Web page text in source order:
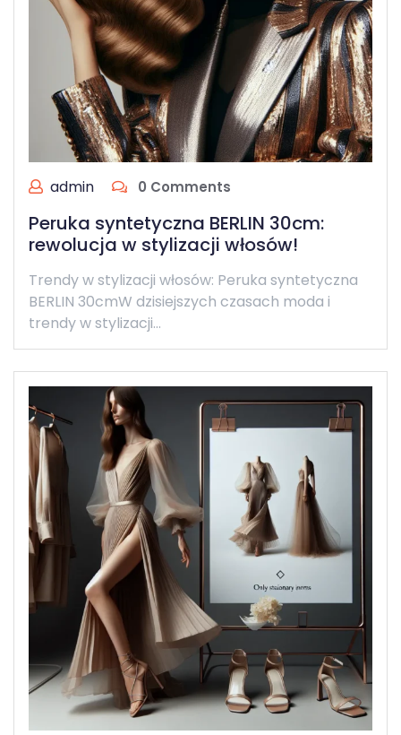
admin 0 Comments
Peruka syntetyczna BERLIN 30cm:
rewolucja w stylizacji włosów!
Trendy w stylizacji włosów: Peruka syntetyczna
BERLIN 30cmW dzisiejszych czasach moda i
trendy w stylizacji…